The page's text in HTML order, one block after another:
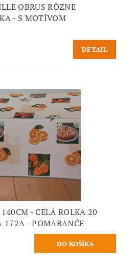
OBRUS RÔZNE
- S MOTÍVOM
DETAIL
- CELÁ ROLKA 20
172A - POMARANČE